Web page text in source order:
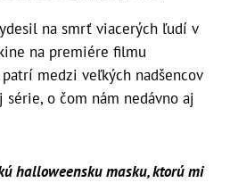
na smrť viacerých ľudí v
na premiére filmu
medzi veľkých nadšencov
o čom nám nedávno aj
halloweensku masku, ktorú mi